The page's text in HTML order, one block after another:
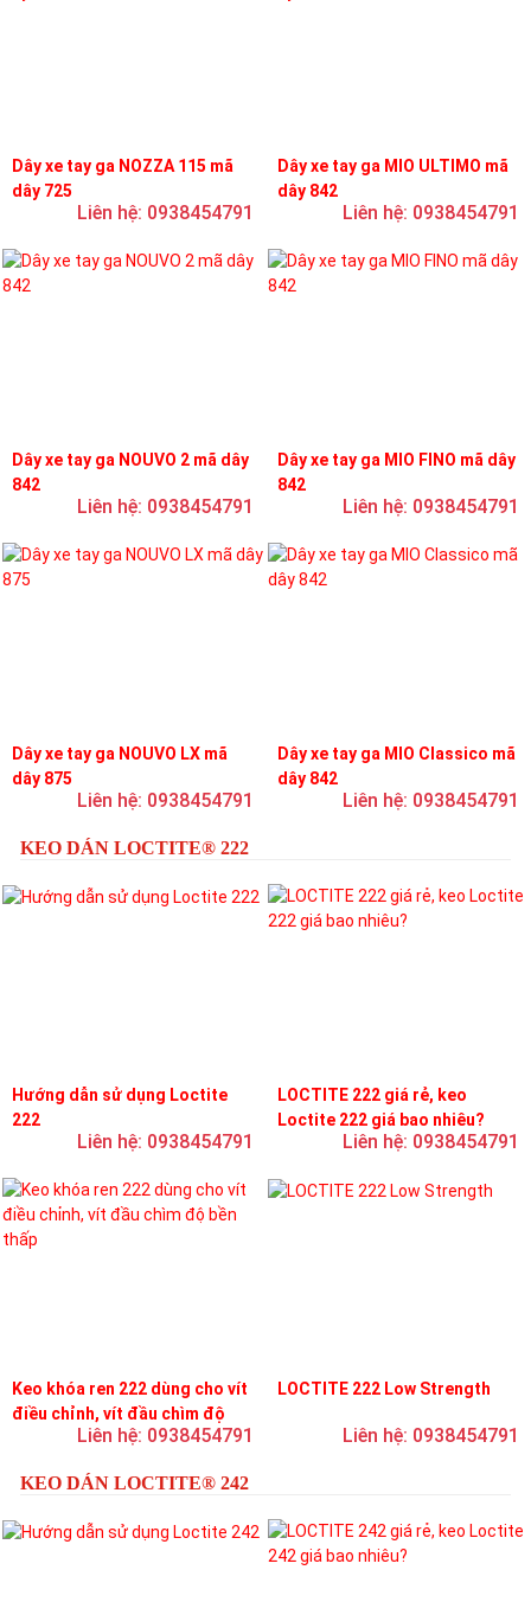
Dây xe tay ga NOZZA 115 mã
dây 725
Liên hệ: 0938454791
Dây xe tay ga MIO ULTIMO mã
dây 842
Liên hệ: 0938454791
Dây xe tay ga NOUVO 2 mã dây
842
Liên hệ: 0938454791
Dây xe tay ga MIO FINO mã dây
842
Liên hệ: 0938454791
Dây xe tay ga NOUVO LX mã
dây 875
Liên hệ: 0938454791
Dây xe tay ga MIO Classico mã
dây 842
Liên hệ: 0938454791
KEO DÁN LOCTITE® 222
Hướng dẫn sử dụng Loctite
222
Liên hệ: 0938454791
LOCTITE 222 giá rẻ, keo
Loctite 222 giá bao nhiêu?
Liên hệ: 0938454791
Keo khóa ren 222 dùng cho vít
điều chỉnh, vít đầu chìm độ
bền thấpLiên hệ: 0938454791
LOCTITE 222 Low Strength
Liên hệ: 0938454791
KEO DÁN LOCTITE® 242